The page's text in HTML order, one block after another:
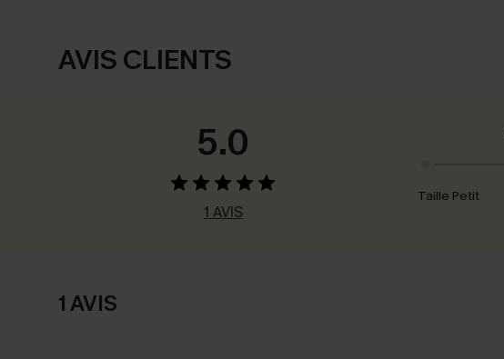
AVIS CLIENTS
5.0
1 AVIS
Taille Petit
1 AVIS